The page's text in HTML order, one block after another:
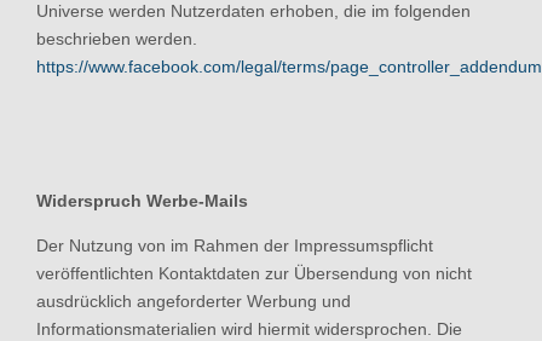
Universe werden Nutzerdaten erhoben, die im folgenden
beschrieben werden.
https://www.facebook.com/legal/terms/page_controller_addendum
Widerspruch Werbe-Mails
Der Nutzung von im Rahmen der Impressumspflicht
veröffentlichten Kontaktdaten zur Übersendung von nicht
ausdrücklich angeforderter Werbung und
Informationsmaterialien wird hiermit widersprochen. Die